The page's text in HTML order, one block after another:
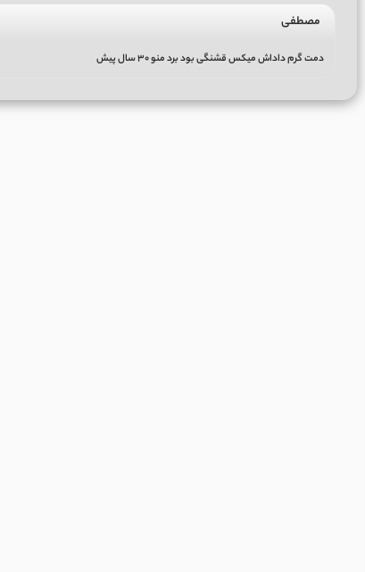
مصطفی
دمت گرم داداش میکس قشنگی بود برد منو ۳۰ سال پیش